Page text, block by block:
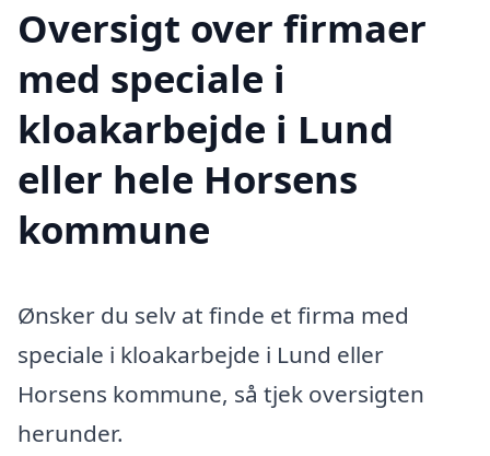
Oversigt over firmaer
med speciale i
kloakarbejde i Lund
eller hele Horsens
kommune
Ønsker du selv at finde et firma med
speciale i kloakarbejde i Lund eller
Horsens kommune, så tjek oversigten
herunder.